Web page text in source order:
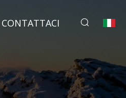
CONTATTACI